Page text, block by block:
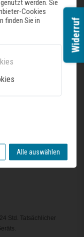
cm
Std. Tatsächlicher
werden. Sie
Cookies
finden Sie in
Alle auswählen
Widerruf